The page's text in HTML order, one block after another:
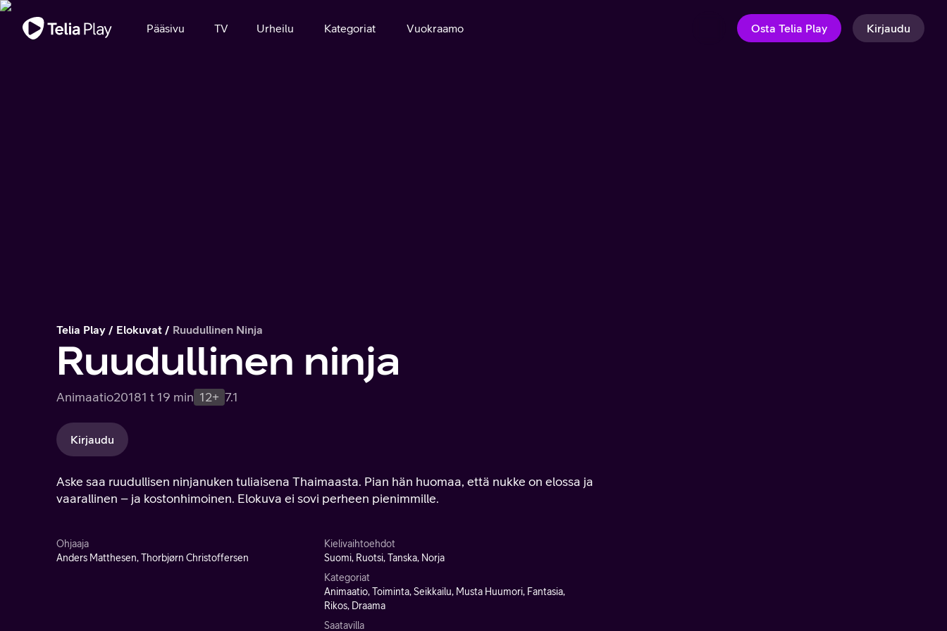
Tärkeä viesti
Pääsivu TV Urheilu Kategoriat Vuokraamo Osta Telia Play Kirjaudu
Telia Play Elokuvat Ruudullinen Ninja
Ruudullinen ninja
Animaatio20181 t 19 min 12+ 7.1
Kirjaudu
Aske saa ruudullisen ninjanuken tuliaisena Thaimaasta. Pian hän huomaa, että nukke on elossa ja
vaarallinen – ja kostonhimoinen. Elokuva ei sovi perheen pienimmille.
Ohjaaja
Anders Matthesen, Thorbjørn Christoffersen
Kielivaihtoehdot
Suomi, Ruotsi, Tanska, Norja
Kategoriat
Animaatio, Toiminta, Seikkailu, Musta Huumori, Fantasia,
Rikos, Draama
Saatavilla